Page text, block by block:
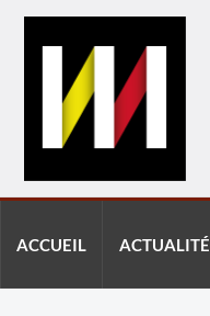
ACCUEIL ACTUALITÉ